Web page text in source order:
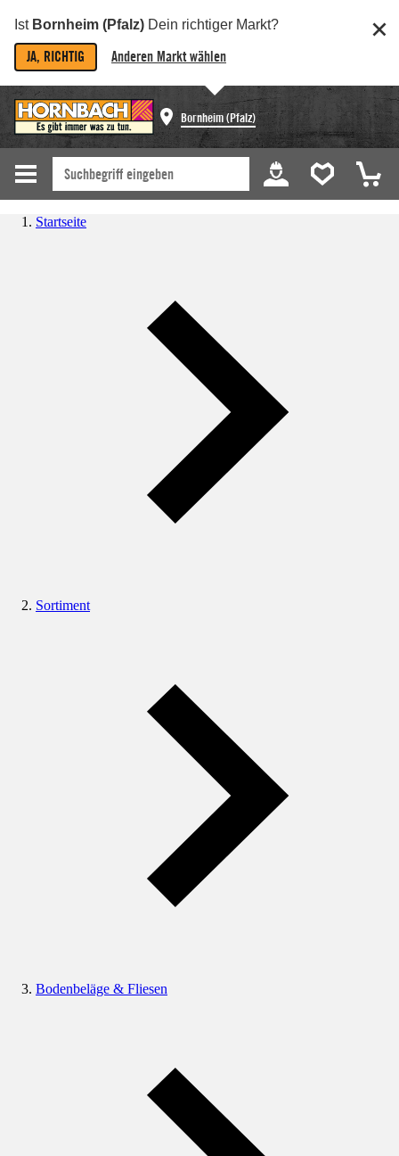
Ist Bornheim (Pfalz) Dein richtiger Markt?
JA, RICHTIG Anderen Markt wählen
Bornheim (Pfalz)
Startseite
Sortiment
Bodenbeläge & Fliesen